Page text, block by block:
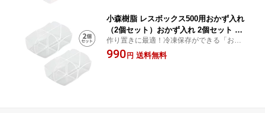
小森樹脂 レスボックス500用おかず入れ
（2個セット）おかず入れ 2個セット レ
スボックス専用 レディース用 電子レン
ジ対応 4マス仕切り 冷凍 冷蔵 保存 作り
作り置きに最適！冷凍保存ができる「おか
ず入れ！」
990 円 送料無料